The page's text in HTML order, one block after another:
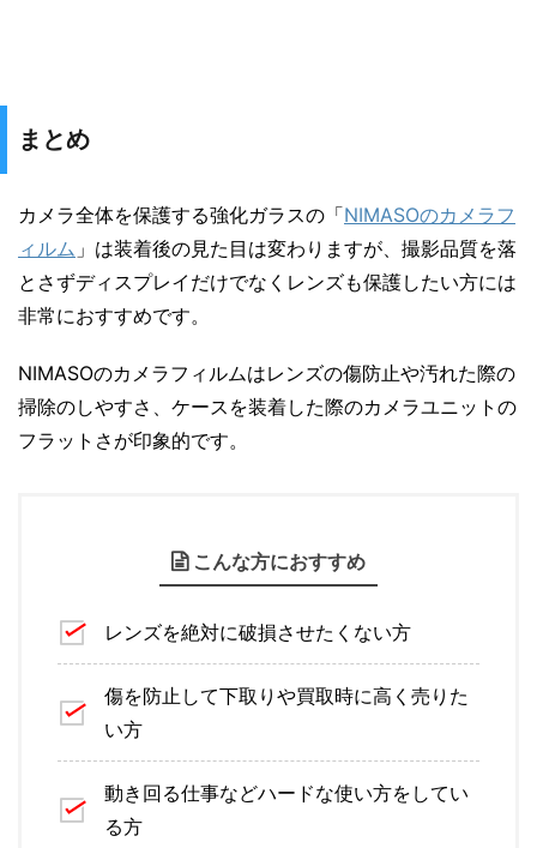
まとめ
カメラ全体を保護する強化ガラスの「NIMASOのカメラフ
ィルム 」は装着後の見た目は変わりますが、撮影品質を落
とさずディスプレイだけでなくレンズも保護したい方には
非常におすすめです。
NIMASOのカメラフィルムはレンズの傷防止や汚れた際の
掃除のしやすさ、ケースを装着した際のカメラユニットの
フラットさが印象的です。
こんな方におすすめ
レンズを絶対に破損させたくない方
傷を防止して下取りや買取時に高く売りた
い方
動き回る仕事などハードな使い方をしてい
る方